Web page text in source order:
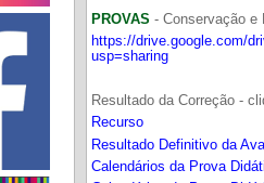
PROVAS - Conservação e
https://drive.google.com/
usp=sharing
Resultado da Correção -
Recurso
Resultado Definitivo da
Calendários da Prova